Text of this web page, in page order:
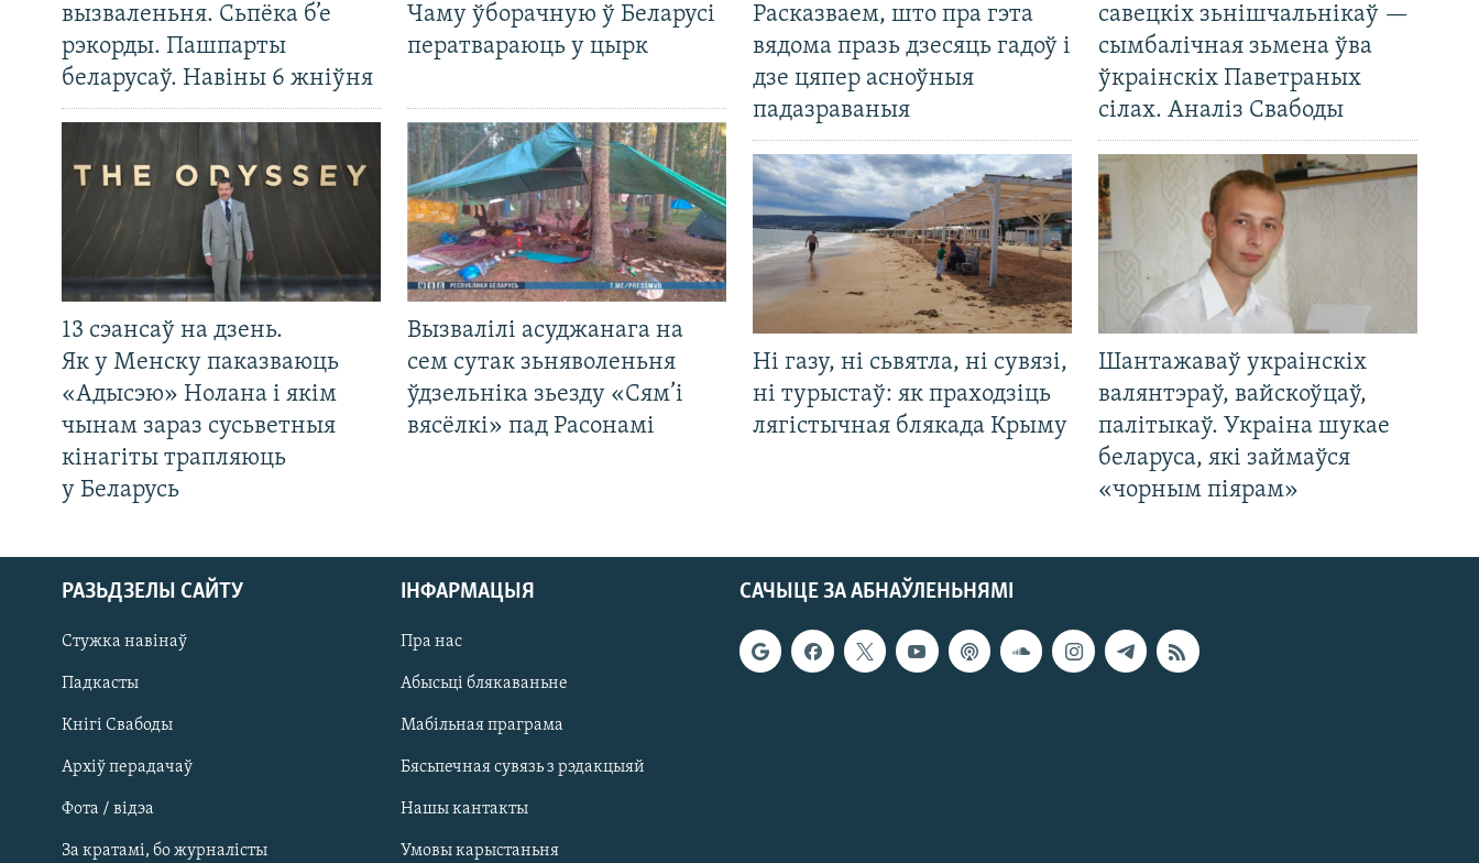
САЧЫЦЕ ЗА АБНАЎЛЕНЬНЯМІ
вызваленьня. Сьпёка б’е
рэкорды. Пашпарты
беларусаў. Навіны 6 жніўня
Чаму ўборачную ў Беларусі
ператвараюць у цырк
13 сэансаў на дзень.
Як у Менску паказваюць
«Адысэю» Нолана і якім
чынам зараз сусьветныя
кінагіты трапляюць
у Беларусь
Вызвалілі асуджанага на
сем сутак зьняволеньня
ўдзельніка зьезду «Сям’і
вясёлкі» пад Расонамі
Расказваем, што пра гэта
вядома празь дзесяць гадоў і
дзе цяпер асноўныя
падазраваныя
савецкіх зьнішчальнікаў —
сымбалічная зьмена ўва
ўкраінскіх Паветраных
сілах. Аналіз Свабоды
Ні газу, ні сьвятла, ні сувязі,
ні турыстаў: як праходзіць
лягістычная блякада Крыму
Шантажаваў украінскіх
валянтэраў, вайскоўцаў,
палітыкаў. Украіна шукае
беларуса, які займаўся
«чорным піярам»
САЧЫЦЕ ЗА АБНАЎЛЕНЬНЯМІ
РАЗЬДЗЕЛЫ САЙТУ
Стужка навінаў
Падкасты
Кнігі Свабоды
Архіў перадачаў
Фота / відэа
За кратамі, бо журналісты
ІНФАРМАЦЫЯ
Пра нас
Абысьці блякаваньне
Мабільная праграма
Бясьпечная сувязь з рэдакцыяй
Нашы кантакты
Умовы карыстаньня